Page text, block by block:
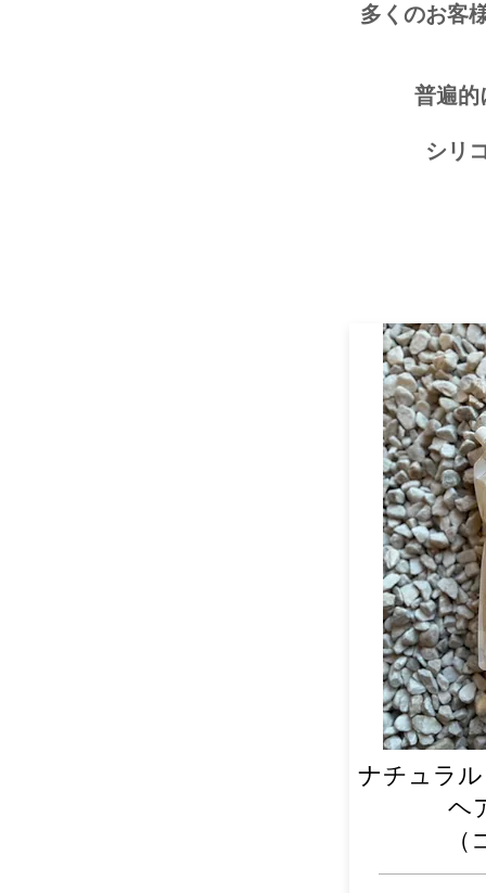
多くのお客
普遍的
シリ
ナチュラ
ヘ